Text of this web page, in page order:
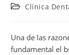
Clínica
Una de las
fundamental el